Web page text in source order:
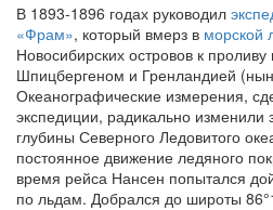
В 1893-1896 годах руководил
«Фрам», который вмерз в морской
Новосибирских островов к
Шпицбергеном и Гренландией
Океанографические измерения,
экспедиции, радикально изменили
глубины Северного Ледовитого
постоянное движение ледяного
время рейса Нансен попытался
по льдам. Добрался до широты